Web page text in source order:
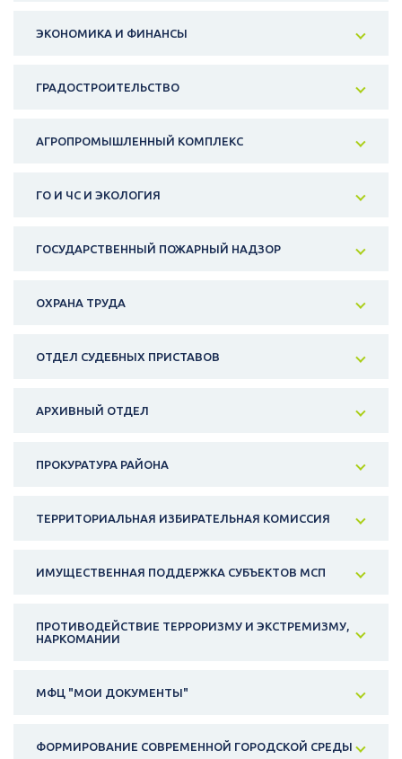
ЭКОНОМИКА И ФИНАНСЫ
ГРАДОСТРОИТЕЛЬСТВО
АГРОПРОМЫШЛЕННЫЙ КОМПЛЕКС
ГО И ЧС И ЭКОЛОГИЯ
ГОСУДАРСТВЕННЫЙ ПОЖАРНЫЙ НАДЗОР
ОХРАНА ТРУДА
ОТДЕЛ СУДЕБНЫХ ПРИСТАВОВ
АРХИВНЫЙ ОТДЕЛ
ПРОКУРАТУРА РАЙОНА
ТЕРРИТОРИАЛЬНАЯ ИЗБИРАТЕЛЬНАЯ КОМИССИЯ
ИМУЩЕСТВЕННАЯ ПОДДЕРЖКА СУБЪЕКТОВ МСП
ПРОТИВОДЕЙСТВИЕ ТЕРРОРИЗМУ И ЭКСТРЕМИЗМУ,
НАРКОМАНИИ
МФЦ "МОИ ДОКУМЕНТЫ"
ФОРМИРОВАНИЕ СОВРЕМЕННОЙ ГОРОДСКОЙ СРЕДЫ